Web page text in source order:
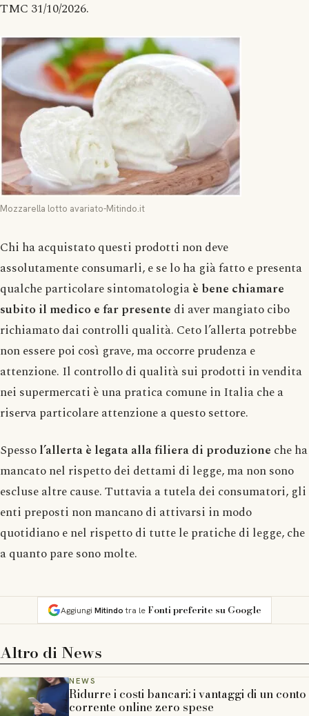
TMC 31/10/2026.
Mozzarella lotto avariato-Mitindo.it
Chi ha acquistato questi prodotti non deve
assolutamente consumarli, e se lo ha già fatto e presenta
qualche particolare sintomatologiaè bene chiamare
subito il medico e far presente di aver mangiato cibo
richiamato dai controlli qualità. Ceto l’allerta potrebbe
non essere poi così grave, ma occorre prudenza e
attenzione. Il controllo di qualità sui prodotti in vendita
nei supermercati è una pratica comune in Italia che a
riserva particolare attenzione a questo settore.
Spessol’allerta è legata alla filiera di produzione che ha
mancato nel rispetto dei dettami di legge, ma non sono
escluse altre cause. Tuttavia a tutela dei consumatori, gli
enti preposti non mancano di attivarsi in modo
quotidiano e nel rispetto di tutte le pratiche di legge, che
a quanto pare sono molte.
Aggiungi Mitindotra le Fonti preferite su Google
Altro di News
NEWS
Ridurre i costi bancari: i vantaggi di un conto
corrente online zero spese